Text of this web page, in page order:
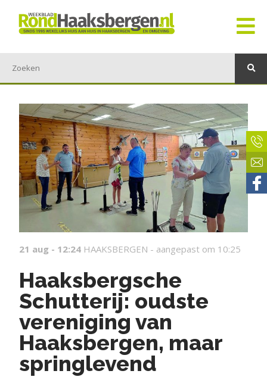
21 aug - 12:24 HAAKSBERGEN - aangepast om 10:25
Haaksbergsche
Schutterij: oudste
vereniging van
Haaksbergen, maar
springlevend